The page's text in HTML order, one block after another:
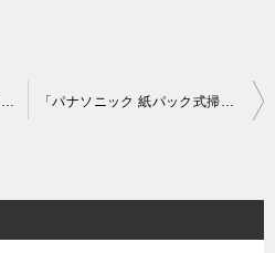
「マキタ makita 14.4V 6.0Ah 充電式インパクトドライバー TD160DRGXL」を大阪府中央区で買取(7月14日) 「パナソニック 紙パック式掃除機 MC-PB6A-A」を大阪府守口市で買取(7月17日)